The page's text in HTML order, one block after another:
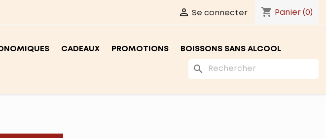
 Se connecter shopping_cart Panier (0)
CADEAUX PROMOTIONS BOISSONS SANS ALCOOL
search